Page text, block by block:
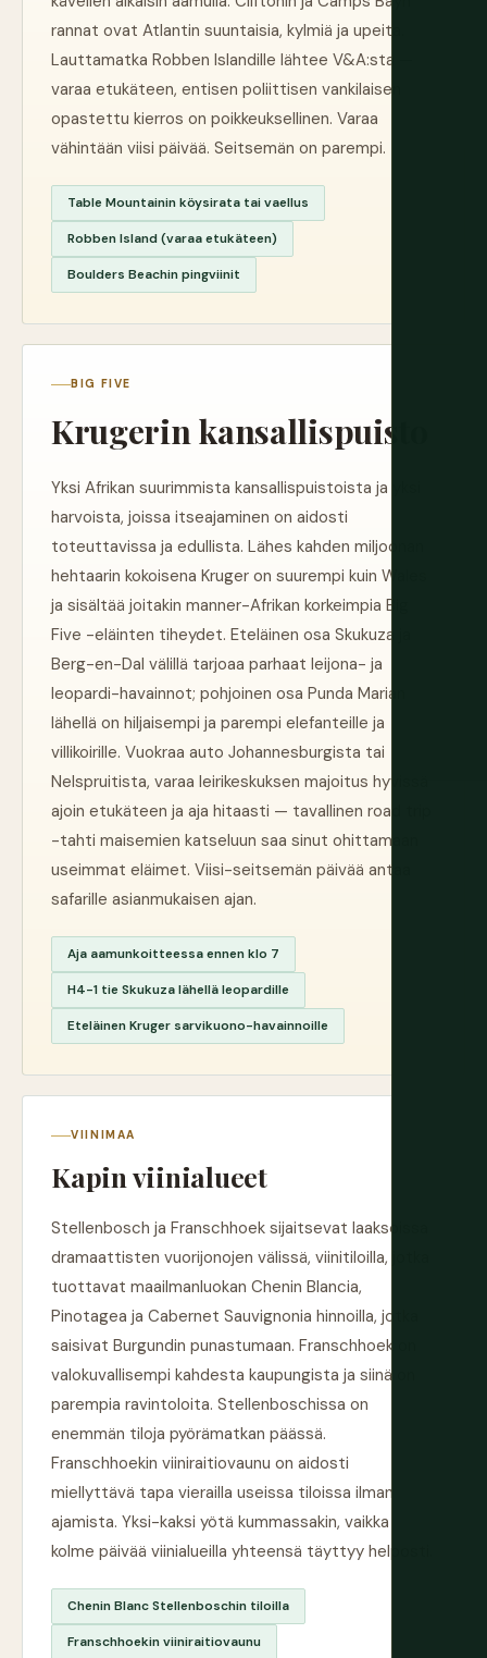
rannat ovat Atlantin suuntaisia, kylmiä ja upeita.
Lauttamatka Robben Islandille lähtee V&A:sta —
varaa etukäteen, entisen poliittisen vankilaisen
opastettu kierros on poikkeuksellinen. Varaa
vähintään viisi päivää. Seitsemän on parempi.
Table Mountainin köysirata tai vaellus
Robben Island (varaa etukäteen)
Boulders Beachin pingviinit
BIG FIVE
Krugerin kansallispuisto
Yksi Afrikan suurimmista kansallispuistoista ja yksi
harvoista, joissa itseajaminen on aidosti
toteuttavissa ja edullista. Lähes kahden miljoonan
hehtaarin kokoisena Kruger on suurempi kuin Wales
ja sisältää joitakin manner-Afrikan korkeimpia Big
Five -eläinten tiheydet. Eteläinen osa Skukuza ja
Berg-en-Dal välillä tarjoaa parhaat leijona- ja
leopardi-havainnot; pohjoinen osa Punda Marian
lähellä on hiljaisempi ja parempi elefanteille ja
villikoirille. Vuokraa auto Johannesburgista tai
Nelspruitista, varaa leirikeskuksen majoitus hyvissä
ajoin etukäteen ja aja hitaasti — tavallinen road trip
-tahti maisemien katseluun saa sinut ohittamaan
useimmat eläimet. Viisi-seitsemän päivää antaa
safarille asianmukaisen ajan.
Aja aamunkoitteessa ennen klo 7
H4-1 tie Skukuza lähellä leopardille
Eteläinen Kruger sarvikuono-havainnoille
VIINIMAA
Kapin viinialueet
Stellenbosch ja Franschhoek sijaitsevat laaksoissa
dramaattisten vuorijonojen välissä, viinitiloilla, jotka
tuottavat maailmanluokan Chenin Blancia,
Pinotagea ja Cabernet Sauvignonia hinnoilla, jotka
saisivat Burgundin punastumaan. Franschhoek on
valokuvallisempi kahdesta kaupungista ja siinä on
parempia ravintoloita. Stellenboschissa on
enemmän tiloja pyörämatkan päässä.
Franschhoekin viiniraitiovaunu on aidosti
miellyttävä tapa vierailla useissa tiloissa ilman
ajamista. Yksi-kaksi yötä kummassakin, vaikka
kolme päivää viinialueilla yhteensä täyttyy helposti.
Chenin Blanc Stellenboschin tiloilla
Franschhoekin viiniraitiovaunu